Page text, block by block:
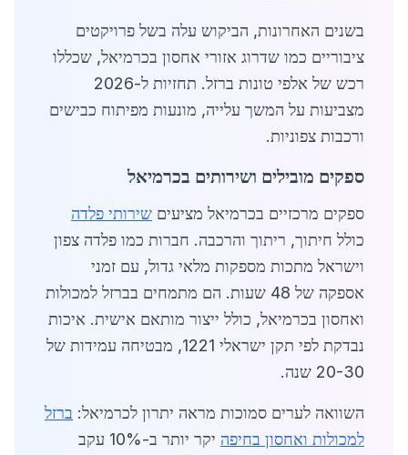
בשנים האחרונות, הביקוש עלה בשל פרויקטים
ציבוריים כמו שדרוג אזורי אחסון בכרמיאל, שכללו
רכש של אלפי טונות ברזל. תחזיות ל-2026
מצביעות על המשך עלייה, מונעות מפיתוח כבישים
ורכבות צפוניות.
ספקים מובילים ושירותים בכרמיאל
ספקים מרכזיים בכרמיאל מציעים שירותי פלדה
כולל חיתוך, ריתוך והרכבה. חברות כמו פלדה צפון
וישראל מתכות מספקות מלאי גדול, עם זמני
אספקה של 48 שעות. הם מתמחים בברזל למכולות
ואחסון בכרמיאל, כולל ייצור מותאם אישית. איכות
נבדקת לפי תקן ישראלי 1221, מבטיחה עמידות של
20-30 שנה.
השוואה לערים סמוכות מראה יתרון לכרמיאל: ברזל
למכולות ואחסון בחיפה
יקר יותר ב-10% עקב